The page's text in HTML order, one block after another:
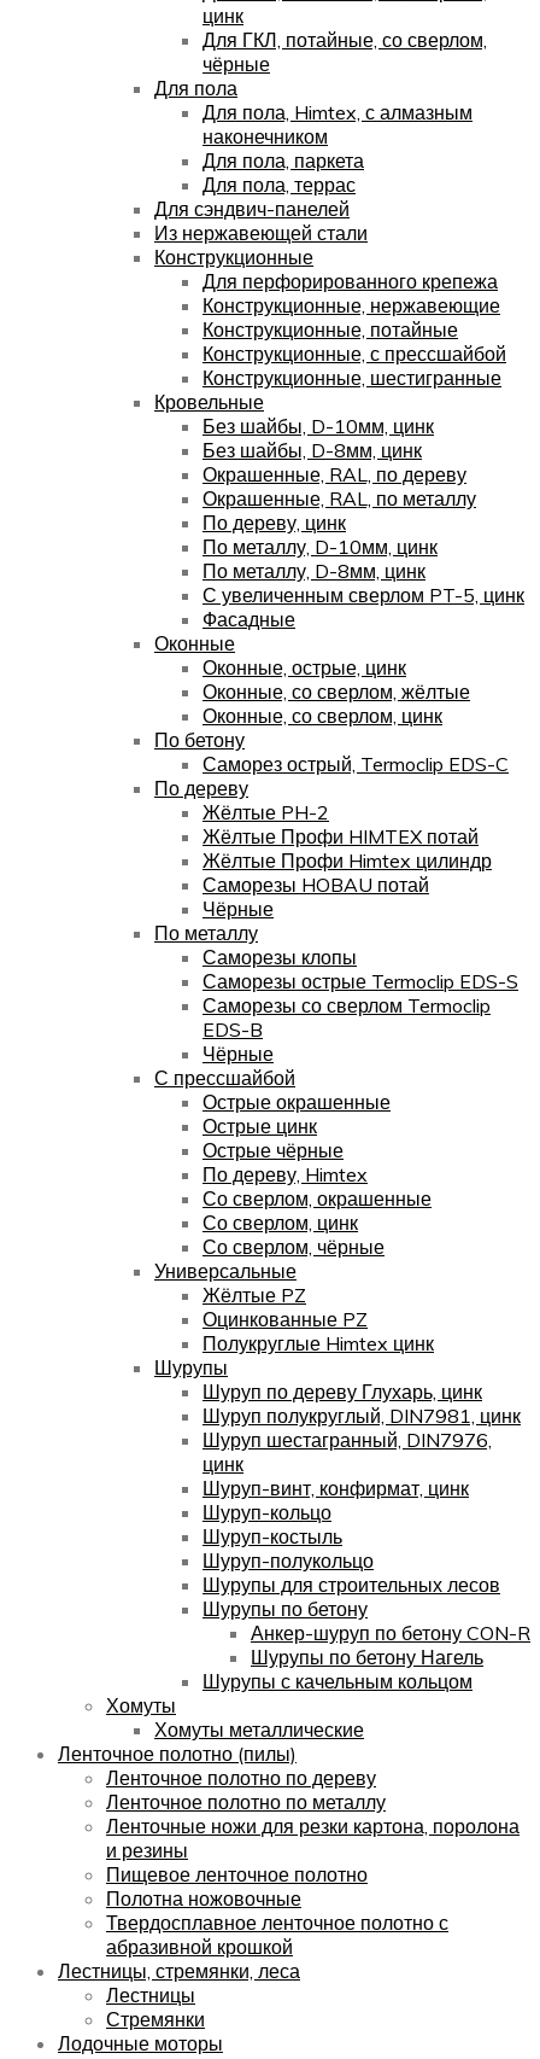
цинк
Для ГКЛ, потайные, со сверлом,
чёрные
Для пола
Для пола, Himtex, с алмазным
наконечником
Для пола, паркета
Для пола, террас
Для сэндвич-панелей
Из нержавеющей стали
Конструкционные
Для перфорированного крепежа
Конструкционные, нержавеющие
Конструкционные, потайные
Конструкционные, с прессшайбой
Конструкционные, шестигранные
Кровельные
Без шайбы, D-10мм, цинк
Без шайбы, D-8мм, цинк
Окрашенные, RAL, по дереву
Окрашенные, RAL, по металлу
По дереву, цинк
По металлу, D-10мм, цинк
По металлу, D-8мм, цинк
С увеличенным сверлом PT-5, цинк
Фасадные
Оконные
Оконные, острые, цинк
Оконные, со сверлом, жёлтые
Оконные, со сверлом, цинк
По бетону
Саморез острый, Termoclip EDS-C
По дереву
Жёлтые PH-2
Жёлтые Профи HIMTEX потай
Жёлтые Профи Himtex цилиндр
Саморезы HOBAU потай
Чёрные
По металлу
Саморезы клопы
Саморезы острые Termoclip EDS-S
Саморезы со сверлом Termoclip
EDS-B
Чёрные
С прессшайбой
Острые окрашенные
Острые цинк
Острые чёрные
По дереву, Himtex
Со сверлом, окрашенные
Со сверлом, цинк
Со сверлом, чёрные
Универсальные
Жёлтые PZ
Оцинкованные PZ
Полукруглые Himtex цинк
Шурупы
Шуруп по дереву Глухарь, цинк
Шуруп полукруглый, DIN7981, цинк
Шуруп шестагранный, DIN7976,
цинк
Шуруп-винт, конфирмат, цинк
Шуруп-кольцо
Шуруп-костыль
Шуруп-полукольцо
Шурупы для строительных лесов
Шурупы по бетону
Анкер-шуруп по бетону CON-R
Шурупы по бетону Нагель
Шурупы с качельным кольцом
Хомуты
Хомуты металлические
Ленточное полотно (пилы)
Ленточное полотно по дереву
Ленточное полотно по металлу
Ленточные ножи для резки картона, поролона
и резины
Пищевое ленточное полотно
Полотна ножовочные
Твердосплавное ленточное полотно с
абразивной крошкой
Лестницы, стремянки, леса
Лестницы
Стремянки
Лодочные моторы